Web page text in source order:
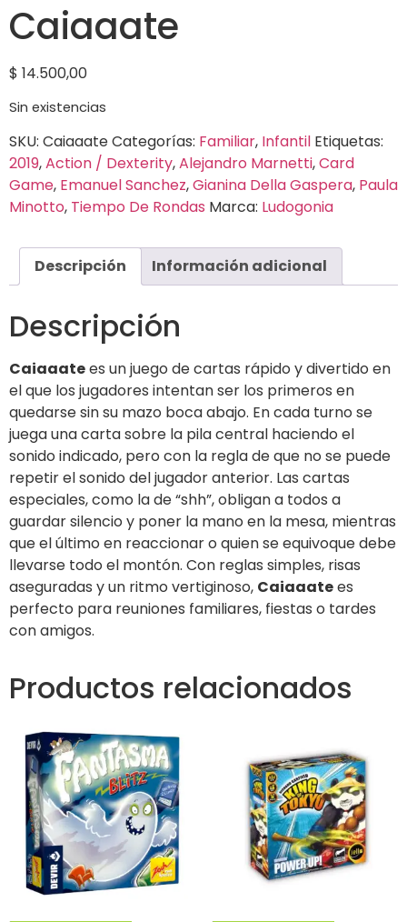
Caiaaate
$ 14.500,00
Sin existencias
SKU: CaiaaateCategorías: Familiar, Infantil Etiquetas:
2019,Action / Dexterity,Alejandro Marnetti,Card
Game, Emanuel Sanchez,Gianina Della Gaspera, Paula
Minotto, Tiempo De Rondas Marca: Ludogonia
Descripción Información adicional
Descripción
Caiaaatees un juego de cartas rápido y divertido en
el que los jugadores intentan ser los primeros en
quedarse sin su mazo boca abajo. En cada turno se
juega una carta sobre la pila central haciendo el
sonido indicado, pero con la regla de que no se puede
repetir el sonido del jugador anterior. Las cartas
especiales, como la de “shh”, obligan a todos a
guardar silencio y poner la mano en la mesa, mientras
que el último en reaccionar o quien se equivoque debe
llevarse todo el montón. Con reglas simples, risas
aseguradas y un ritmo vertiginoso, Caiaaatees
perfecto para reuniones familiares, fiestas o tardes
con amigos.
Productos relacionados